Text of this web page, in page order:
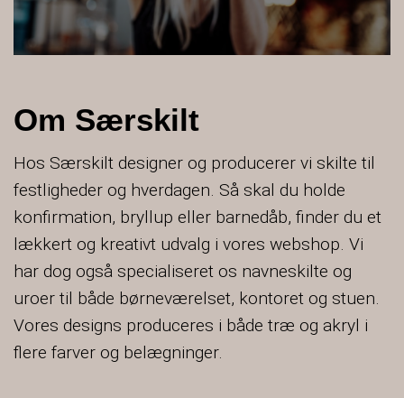
Om Særskilt
Hos Særskilt designer og producerer vi skilte til
festligheder og hverdagen. Så skal du holde
konfirmation, bryllup eller barnedåb, finder du et
lækkert og kreativt udvalg i vores webshop. Vi
har dog også specialiseret os navneskilte og
uroer til både børneværelset, kontoret og stuen.
Vores designs produceres i både træ og akryl i
flere farver og belægninger.